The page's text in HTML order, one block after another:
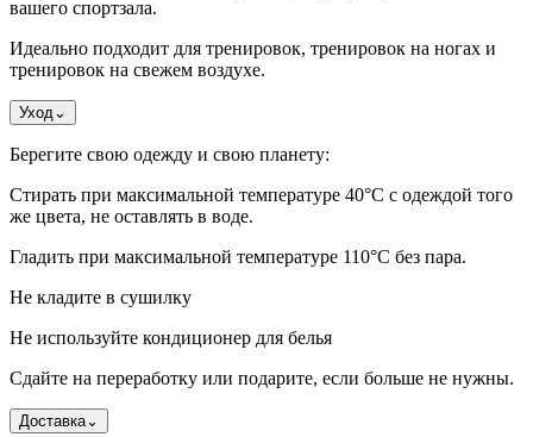
вашего спортзала.
Идеально подходит для тренировок, тренировок на ногах и
тренировок на свежем воздухе.
Уход ⌄
Берегите свою одежду и свою планету:
Стирать при максимальной температуре 40°C с одеждой того
же цвета, не оставлять в воде.
Гладить при максимальной температуре 110°С без пара.
Не кладите в сушилку
Не используйте кондиционер для белья
Сдайте на переработку или подарите, если больше не нужны.
Доставка⌄